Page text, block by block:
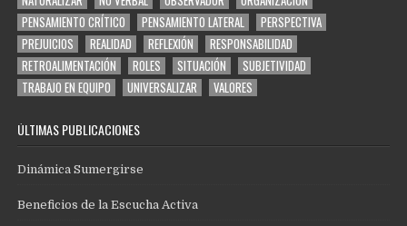
PENSAMIENTO CRÍTICO
PENSAMIENTO LATERAL
PERSPECTIVA
PREJUICIOS
REALIDAD REFLEXIÓN
RESPONSABILIDAD
RETROALIMENTACIÓN
ROLES SITUACIÓN
SUBJETIVIDAD
TRABAJO EN EQUIPO
UNIVERSALIZAR VALORES
ÚLTIMAS PUBLICACIONES
Dinámica Sumergirse
Beneficios de la Escucha Activa